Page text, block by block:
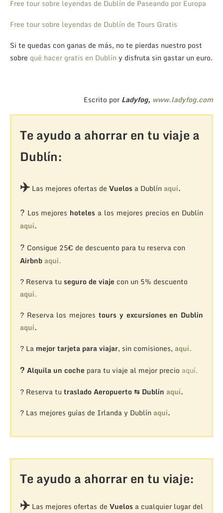
Free tour sobre leyendas de Dublín de Paseando por Europa
Free tour sobre leyendas de Dublín de Tours Gratis
Si te quedas con ganas de más, no te pierdas nuestro post
sobre qué hacer gratis en Dublíny disfruta sin gastar un euro.
Escrito por Ladyfog, www.ladyfog.com
Te ayudo a ahorrar en tu viaje a
Dublín:
✈️Las mejores ofertas de Vuelosa Dublín aquí.
? Los mejores hoteles a los mejores precios en Dublín
aquí.
? Consigue 25€ de descuento para tu reserva con
Airbnb aquí.
? Reserva tu seguro de viaje con un 5% descuento
aquí.
? Reserva los mejores tours y excursiones en Dublín
aquí.
? La mejor tarjeta para viajar, sin comisiones, aquí.
? Alquila un coche para tu viaje al mejor precio aquí.
? Reserva tu traslado Aeropuerto ⇆ Dublín aquí.
? Las mejores guías de Irlanda y Dublín aquí.
Te ayudo a ahorrar en tu viaje:
✈️Las mejores ofertas de Vuelosa cualquier lugar del